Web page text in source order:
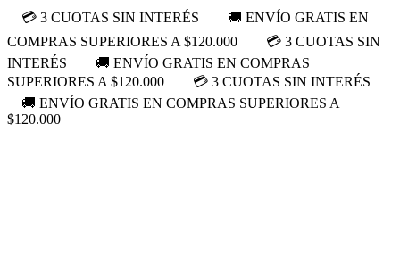
💳 3 CUOTAS SIN INTERÉS
🚚 ENVÍO GRATIS EN
COMPRAS SUPERIORES A $120.000
💳 3 CUOTAS SIN
INTERÉS
🚚 ENVÍO GRATIS EN COMPRAS
SUPERIORES A $120.000
💳 3 CUOTAS SIN INTERÉS
🚚 ENVÍO GRATIS EN COMPRAS SUPERIORES A
$120.000